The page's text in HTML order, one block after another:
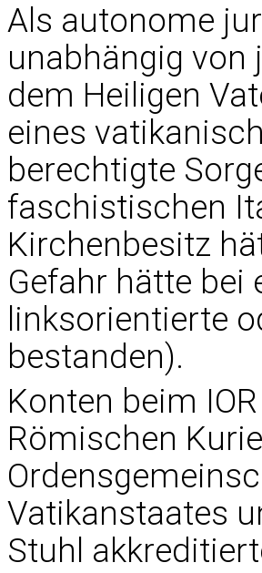
Als autonome
unabhängig von
dem Heiligen
eines
berechtigte
faschistischen
Kirchenbesitz
Gefahr hätte bei
linksorientierte
bestanden).
Konten beim
Römischen
Vatikanstaates
Stuhl